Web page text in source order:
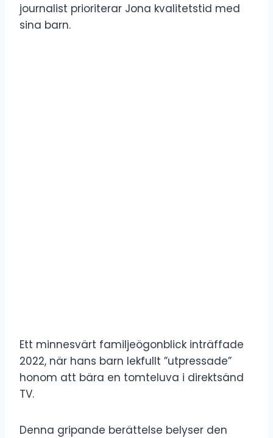
journalist prioriterar Jona kvalitetstid med
sina barn.
Ett minnesvärt familjeögonblick inträffade
2022, när hans barn lekfullt ”utpressade”
honom att bära en tomteluva i direktsänd
TV.
Denna gripande berättelse belyser den